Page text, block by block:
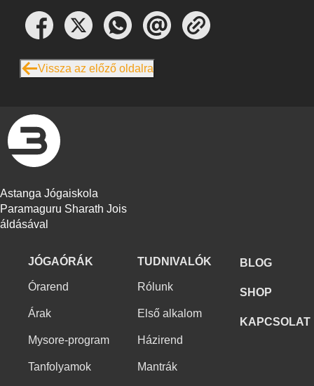
Vissza az előző oldalra
Astanga Jógaiskola
Paramaguru Sharath Jois
áldásával
JÓGAÓRÁK
Órarend
Árak
Mysore-program
Tanfolyamok
TUDNIVALÓK
Rólunk
Első alkalom
Házirend
Mantrák
BLOG
SHOP
KAPCSOLAT